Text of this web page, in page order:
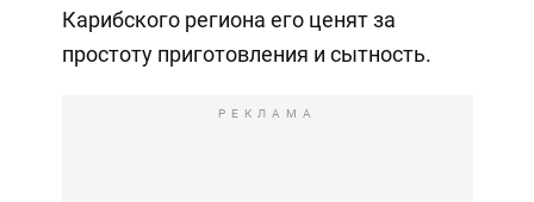
Карибского региона его ценят за
простоту приготовления и сытность.
РЕКЛАМА